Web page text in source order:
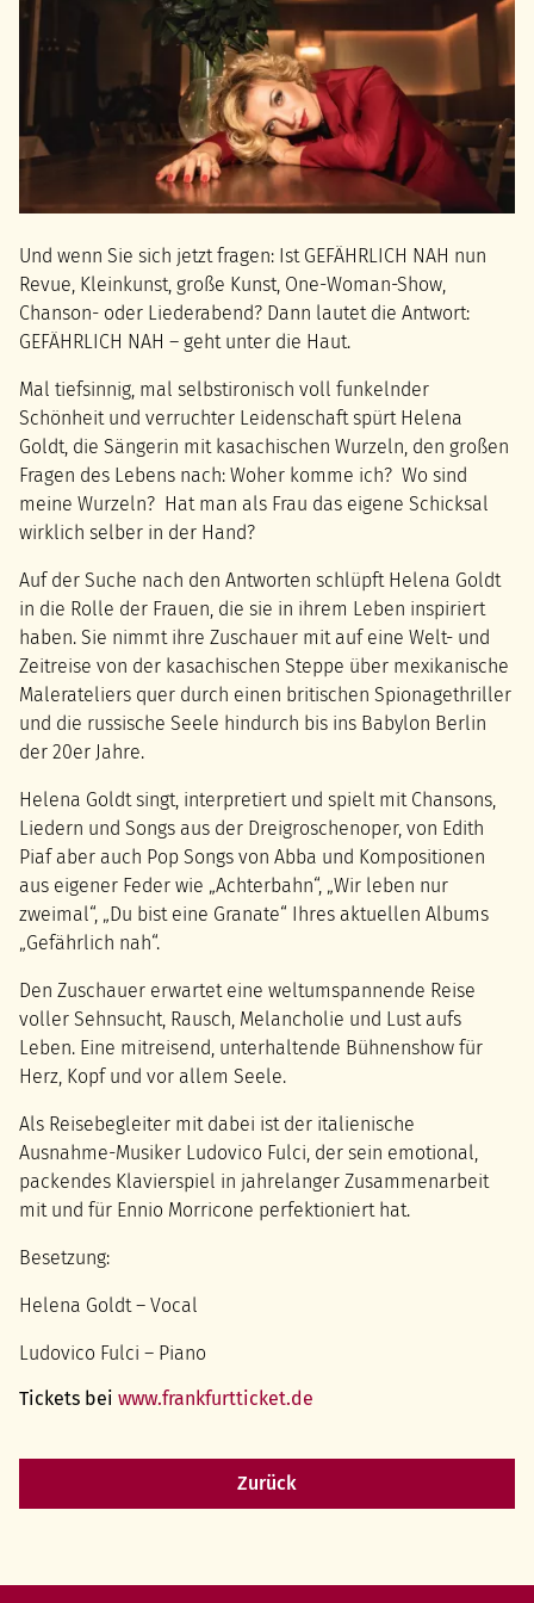
Und wenn Sie sich jetzt fragen: Ist GEFÄHRLICH NAH nun
Revue, Kleinkunst, große Kunst, One-Woman-Show,
Chanson- oder Liederabend? Dann lautet die Antwort:
GEFÄHRLICH NAH – geht unter die Haut.
Mal tiefsinnig, mal selbstironisch voll funkelnder
Schönheit und verruchter Leidenschaft spürt Helena
Goldt, die Sängerin mit kasachischen Wurzeln, den großen
Fragen des Lebens nach: Woher komme ich? Wo sind
meine Wurzeln? Hat man als Frau das eigene Schicksal
wirklich selber in der Hand?
Auf der Suche nach den Antworten schlüpft Helena Goldt
in die Rolle der Frauen, die sie in ihrem Leben inspiriert
haben. Sie nimmt ihre Zuschauer mit auf eine Welt- und
Zeitreise von der kasachischen Steppe über mexikanische
Malerateliers quer durch einen britischen Spionagethriller
und die russische Seele hindurch bis ins Babylon Berlin
der 20er Jahre.
Helena Goldt singt, interpretiert und spielt mit Chansons,
Liedern und Songs aus der Dreigroschenoper, von Edith
Piaf aber auch Pop Songs von Abba und Kompositionen
aus eigener Feder wie „Achterbahn“, „Wir leben nur
zweimal“, „Du bist eine Granate“ Ihres aktuellen Albums
„Gefährlich nah“.
Den Zuschauer erwartet eine weltumspannende Reise
voller Sehnsucht, Rausch, Melancholie und Lust aufs
Leben. Eine mitreisend, unterhaltende Bühnenshow für
Herz, Kopf und vor allem Seele.
Als Reisebegleiter mit dabei ist der italienische
Ausnahme-Musiker Ludovico Fulci, der sein emotional,
packendes Klavierspiel in jahrelanger Zusammenarbeit
mit und für Ennio Morricone perfektioniert hat.
Besetzung:
Helena Goldt – Vocal
Ludovico Fulci – Piano
Tickets bei www.frankfurtticket.de
Zurück